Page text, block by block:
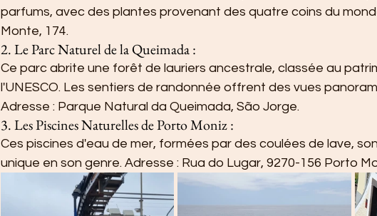
parfums, avec des plantes provenant des quatre coins du
Monte, 174.
2. Le Parc Naturel de la Queimada :
Ce parc abrite une forêt de lauriers ancestrale, classée au
l'UNESCO. Les sentiers de randonnée offrent des vues
Adresse : Parque Natural da Queimada, São Jorge.
3. Les Piscines Naturelles de Porto Moniz :
Ces piscines d'eau de mer, formées par des coulées de lave,
unique en son genre. Adresse : Rua do Lugar, 9270-156 Porto